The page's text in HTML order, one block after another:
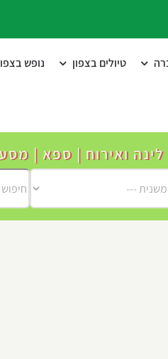
טיולים בצפון נופש
ואירוח | ספא |